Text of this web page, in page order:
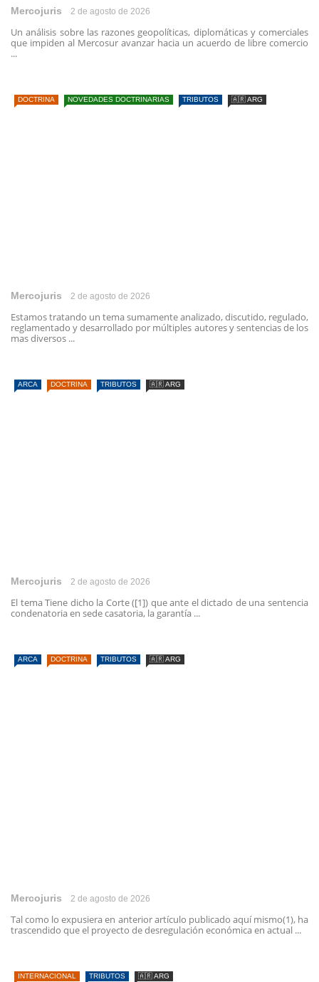
Mercojuris 2 de agosto de 2026
Un análisis sobre las razones geopolíticas, diplomáticas y comerciales
que impiden al Mercosur avanzar hacia un acuerdo de libre comercio
...
DOCTRINA NOVEDADES DOCTRINARIAS TRIBUTOS 🇦🇷 ARG
Mercojuris 2 de agosto de 2026
Estamos tratando un tema sumamente analizado, discutido, regulado,
reglamentado y desarrollado por múltiples autores y sentencias de los
mas diversos ...
ARCA DOCTRINA TRIBUTOS 🇦🇷 ARG
Mercojuris 2 de agosto de 2026
El tema Tiene dicho la Corte ([1]) que ante el dictado de una sentencia
condenatoria en sede casatoria, la garantía ...
ARCA DOCTRINA TRIBUTOS 🇦🇷 ARG
Mercojuris 2 de agosto de 2026
Tal como lo expusiera en anterior artículo publicado aquí mismo(1), ha
trascendido que el proyecto de desregulación económica en actual ...
INTERNACIONAL TRIBUTOS 🇦🇷 ARG